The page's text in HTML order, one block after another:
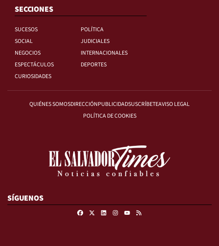
SECCIONES
SUCESOS
POLÍTICA
SOCIAL
JUDICIALES
NEGOCIOS
INTERNACIONALES
ESPECTÁCULOS
DEPORTES
CURIOSIDADES
QUIÉNES SOMOSDIRECCIÓNPUBLICIDADSUSCRÍBETEAVISO LEGAL
POLÍTICA DE COOKIES
SÍGUENOS
FacebookLinkedinInstagram